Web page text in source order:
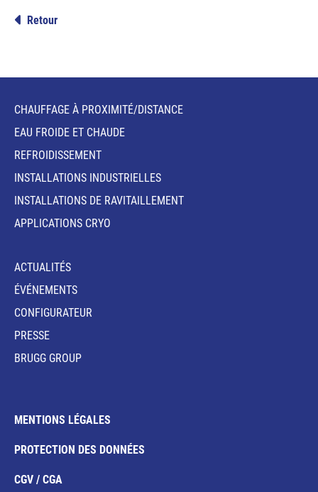
Retour
CHAUFFAGE À PROXIMITÉ/DISTANCE
EAU FROIDE ET CHAUDE
REFROIDISSEMENT
INSTALLATIONS INDUSTRIELLES
INSTALLATIONS DE RAVITAILLEMENT
APPLICATIONS CRYO
ACTUALITÉS
ÉVÉNEMENTS
CONFIGURATEUR
PRESSE
BRUGG GROUP
MENTIONS LÉGALES
PROTECTION DES DONNÉES
CGV / CGA